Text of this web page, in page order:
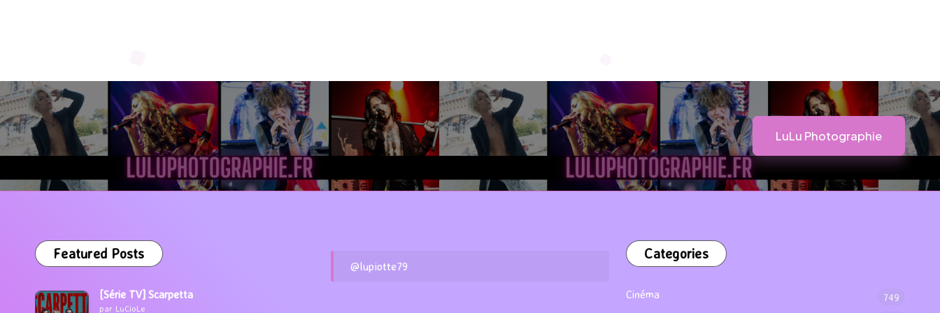
LuLu Photographie
Featured Posts
[Série TV] Scarpetta
par LuCioLe
@lupiotte79
Categories
Cinéma 749